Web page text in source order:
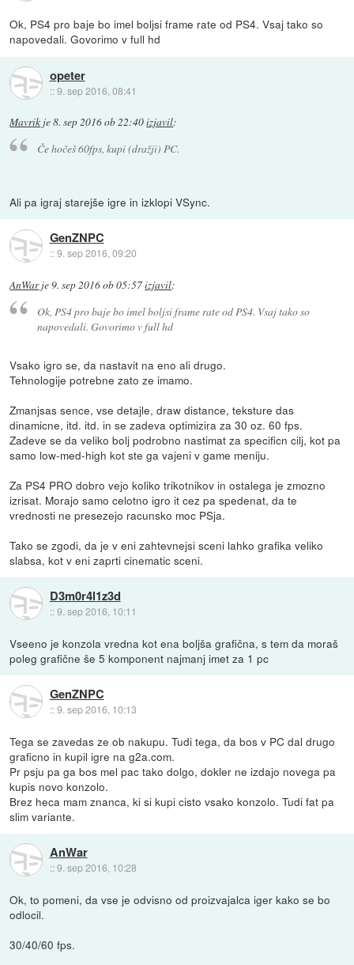
Ok, PS4 pro baje bo imel boljsi frame rate od PS4. Vsaj tako so
napovedali. Govorimo v full hd
opeter
::9. sep 2016, 08:41
Mavrik je8. sep 2016 ob 22:40izjavil:
Če hočeš 60fps, kupi (dražji) PC.
Ali pa igraj starejše igre in izklopi VSync.
GenZNPC
::9. sep 2016, 09:20
AnWarje9. sep 2016 ob 05:57izjavil:
Ok, PS4 pro baje bo imel boljsi frame rate od PS4. Vsaj tako so
napovedali. Govorimo v full hd
Vsako igro se, da nastavit na eno ali drugo.
Tehnologije potrebne zato ze imamo.
Zmanjsas sence, vse detajle, draw distance, teksture das
dinamicne, itd. itd. in se zadeva optimizira za 30 oz. 60 fps.
Zadeve se da veliko bolj podrobno nastimat za specificn cilj, kot pa
samo low-med-high kot ste ga vajeni v game meniju.
Za PS4 PRO dobro vejo koliko trikotnikov in ostalega je zmozno
izrisat. Morajo samo celotno igro it cez pa spedenat, da te
vrednosti ne presezejo racunsko moc PSja.
Tako se zgodi, da je v eni zahtevnejsi sceni lahko grafika veliko
slabsa, kot v eni zaprti cinematic sceni.
D3m0r4l1z3d
::9. sep 2016, 10:11
Vseeno je konzola vredna kot ena boljša grafična, s tem da moraš
poleg grafične še 5 komponent najmanj imet za 1 pc
GenZNPC
::9. sep 2016, 10:13
Tega se zavedas ze ob nakupu. Tudi tega, da bos v PC dal drugo
graficno in kupil igre na g2a.com.
Pr psju pa ga bos mel pac tako dolgo, dokler ne izdajo novega pa
kupis novo konzolo.
Brez heca mam znanca, ki si kupi cisto vsako konzolo. Tudi fat pa
slim variante.
AnWar
::9. sep 2016, 10:28
Ok, to pomeni, da vse je odvisno od proizvajalca iger kako se bo
odlocil.
30/40/60 fps.